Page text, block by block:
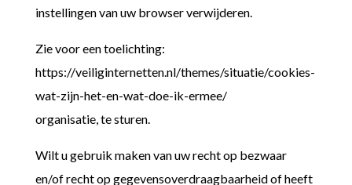
instellingen van uw browser verwijderen.
Zie voor een toelichting:
https://veiliginternetten.nl/themes/situatie/cookies-
wat-zijn-het-en-wat-doe-ik-ermee/
organisatie, te sturen.
Wilt u gebruik maken van uw recht op bezwaar
en/of recht op gegevensoverdraagbaarheid of heeft